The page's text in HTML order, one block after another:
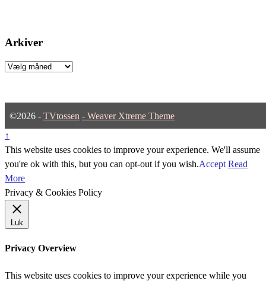
Arkiver
Arkiver
©2026 - TVtossen - Weaver Xtreme Theme
↑
This website uses cookies to improve your experience. We'll assume
you're ok with this, but you can opt-out if you wish.Accept Read
More
Privacy & Cookies Policy
Luk
Privacy Overview
This website uses cookies to improve your experience while you